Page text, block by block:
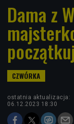
Dama z
ostatnia aktualizacja:
06.12.2023 18:30